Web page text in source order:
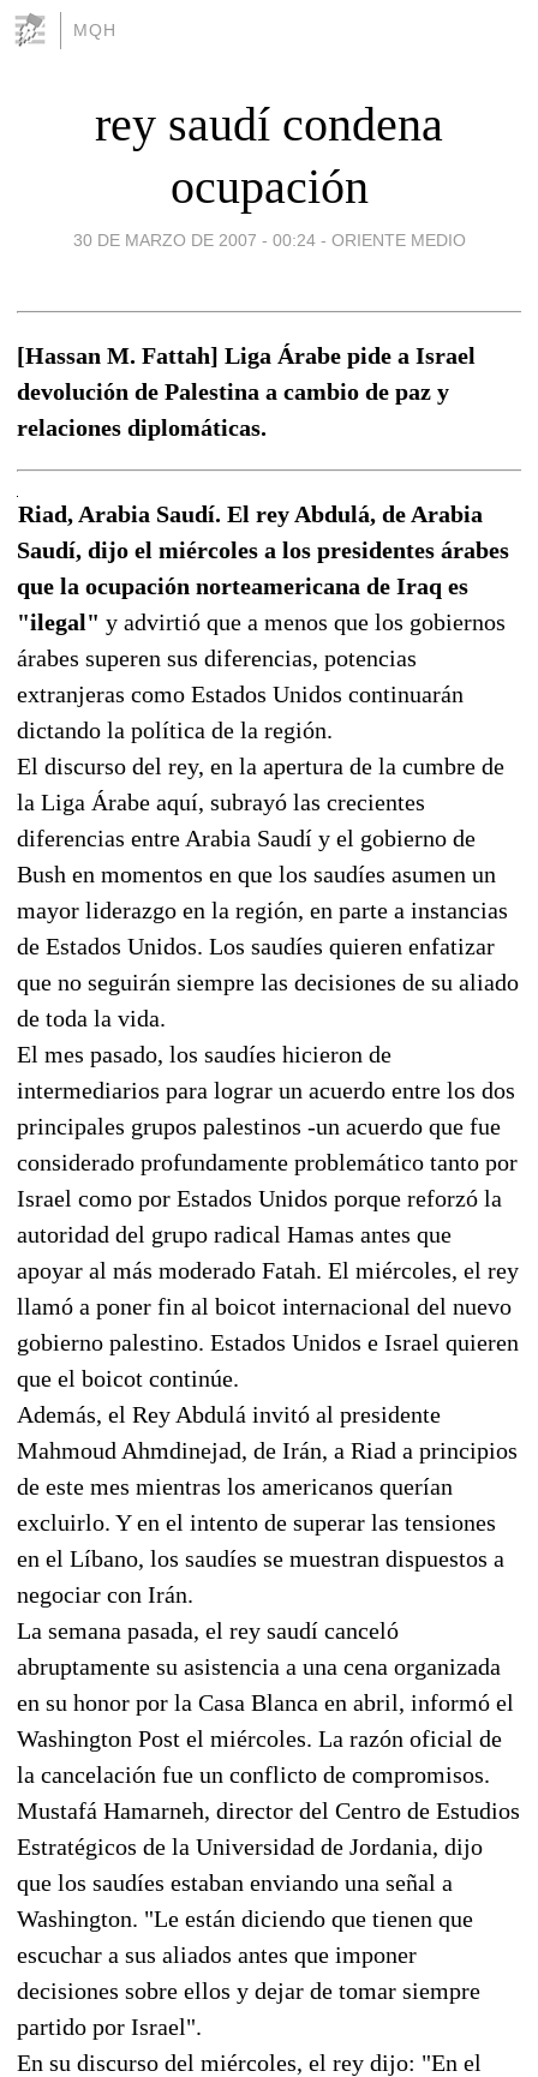
MQH
rey saudí condena
ocupación
30 DE MARZO DE 2007 - 00:24 - ORIENTE MEDIO
[Hassan M. Fattah] Liga Árabe pide a Israel
devolución de Palestina a cambio de paz y
relaciones diplomáticas.
Riad, Arabia Saudí. El rey Abdulá, de Arabia
Saudí, dijo el miércoles a los presidentes árabes
que la ocupación norteamericana de Iraq es
"ilegal" y advirtió que a menos que los gobiernos
árabes superen sus diferencias, potencias
extranjeras como Estados Unidos continuarán
dictando la política de la región.
El discurso del rey, en la apertura de la cumbre de
la Liga Árabe aquí, subrayó las crecientes
diferencias entre Arabia Saudí y el gobierno de
Bush en momentos en que los saudíes asumen un
mayor liderazgo en la región, en parte a instancias
de Estados Unidos. Los saudíes quieren enfatizar
que no seguirán siempre las decisiones de su aliado
de toda la vida.
El mes pasado, los saudíes hicieron de
intermediarios para lograr un acuerdo entre los dos
principales grupos palestinos -un acuerdo que fue
considerado profundamente problemático tanto por
Israel como por Estados Unidos porque reforzó la
autoridad del grupo radical Hamas antes que
apoyar al más moderado Fatah. El miércoles, el rey
llamó a poner fin al boicot internacional del nuevo
gobierno palestino. Estados Unidos e Israel quieren
que el boicot continúe.
Además, el Rey Abdulá invitó al presidente
Mahmoud Ahmdinejad, de Irán, a Riad a principios
de este mes mientras los americanos querían
excluirlo. Y en el intento de superar las tensiones
en el Líbano, los saudíes se muestran dispuestos a
negociar con Irán.
La semana pasada, el rey saudí canceló
abruptamente su asistencia a una cena organizada
en su honor por la Casa Blanca en abril, informó el
Washington Post el miércoles. La razón oficial de
la cancelación fue un conflicto de compromisos.
Mustafá Hamarneh, director del Centro de Estudios
Estratégicos de la Universidad de Jordania, dijo
que los saudíes estaban enviando una señal a
Washington. "Le están diciendo que tienen que
escuchar a sus aliados antes que imponer
decisiones sobre ellos y dejar de tomar siempre
partido por Israel".
En su discurso del miércoles, el rey dijo: "En el